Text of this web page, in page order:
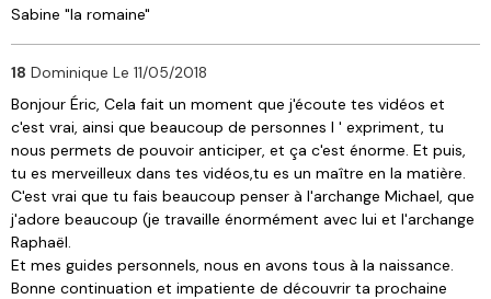
Sabine "la romaine"
18 Dominique Le 11/05/2018
Bonjour Éric, Cela fait un moment que j'écoute tes vidéos et
c'est vrai, ainsi que beaucoup de personnes l ' expriment, tu
nous permets de pouvoir anticiper, et ça c'est énorme. Et puis,
tu es merveilleux dans tes vidéos,tu es un maître en la matière.
C'est vrai que tu fais beaucoup penser à l'archange Michael, que
j'adore beaucoup (je travaille énormément avec lui et l'archange
Raphaël.
Et mes guides personnels, nous en avons tous à la naissance.
Bonne continuation et impatiente de découvrir ta prochaine